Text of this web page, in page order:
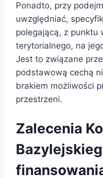
Ponadto, przy
uwzględniać,
polegającą, z punktu
terytorialnego, na
Jest to związane
podstawową cechą
brakiem możliwości
przestrzeni.
Zalecenia